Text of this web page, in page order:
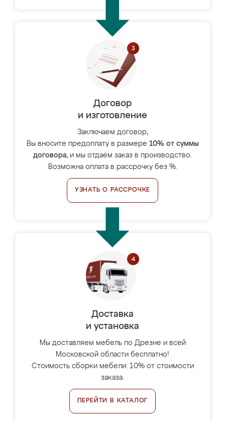
Договор
и изготовление
Заключаем договор,
Вы вносите предоплату в размере 10% от суммы
договора, и мы отдаём заказ в производство.
Возможна оплата в рассрочку без %.
УЗНАТЬ О РАССРОЧКЕ
Доставка
и установка
Мы доставляем мебель по Дрезне и всей
Московской области бесплатно!
Стоимость сборки мебели: 10% от стоимости
заказа.
ПЕРЕЙТИ В КАТАЛОГ